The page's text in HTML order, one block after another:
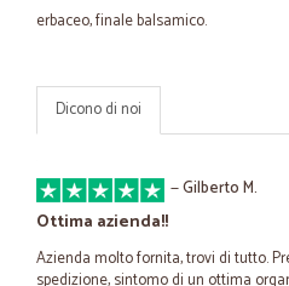
erbaceo, finale balsamico.
Dicono di noi
—Gilberto M.
Ottima azienda!!
Azienda molto fornita, trovi di tutto.
spedizione, sintomo di un ottima